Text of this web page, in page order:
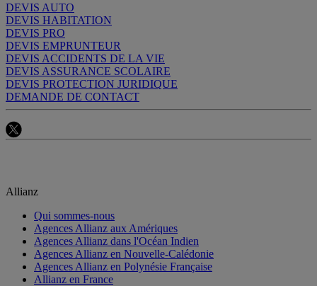
DEVIS AUTO
DEVIS HABITATION
DEVIS PRO
DEVIS EMPRUNTEUR
DEVIS ACCIDENTS DE LA VIE
DEVIS ASSURANCE SCOLAIRE
DEVIS PROTECTION JURIDIQUE
DEMANDE DE CONTACT
Allianz
Qui sommes-nous
Agences Allianz aux Amériques
Agences Allianz dans l'Océan Indien
Agences Allianz en Nouvelle-Calédonie
Agences Allianz en Polynésie Française
Allianz en France